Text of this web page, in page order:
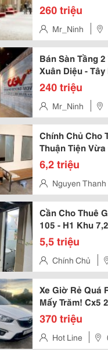
260 triệu
Mr_Ninh
Bán Sàn Tầng
Xuân Diệu - Tây
240 triệu
Mr_Ninh
Chính Chủ Cho
Thuận Tiện
Tông Phan
6,2 triệu
Nguyen Thanh
Xuân
Cần Cho Thuê
105 - H1 Khu
5,5 triệu
Chính Chủ
Xe Giờ Rẻ Quá
Mấy Trăm! Cx5
370 triệu
Hot Line